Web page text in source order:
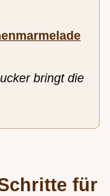
bringt die
für